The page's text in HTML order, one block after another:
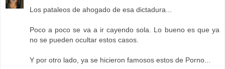
Los pataleos de ahogado de esa dictadura...
Poco a poco se va a ir cayendo sola. Lo bueno es que ya
no se pueden ocultar estos casos.
Y por otro lado, ya se hicieron famosos estos de Porno...